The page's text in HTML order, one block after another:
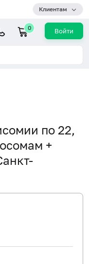
Клиентам
0 Войти
по 22,
+